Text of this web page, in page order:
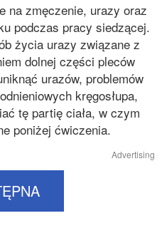
na zmęczenie, urazy oraz
podczas pracy siedzącej.
życia urazy związane z
dolnej części pleców
urazów, problemów
kręgosłupa,
tę partię ciała, w czym
poniżej ćwiczenia.
Advertising